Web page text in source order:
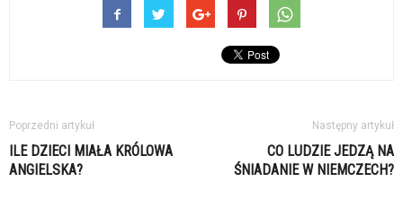
Poprzedni artykuł
ILE DZIECI MIAŁA KRÓLOWA
ANGIELSKA?
Następny artykuł
CO LUDZIE JEDZĄ NA
ŚNIADANIE W NIEMCZECH?